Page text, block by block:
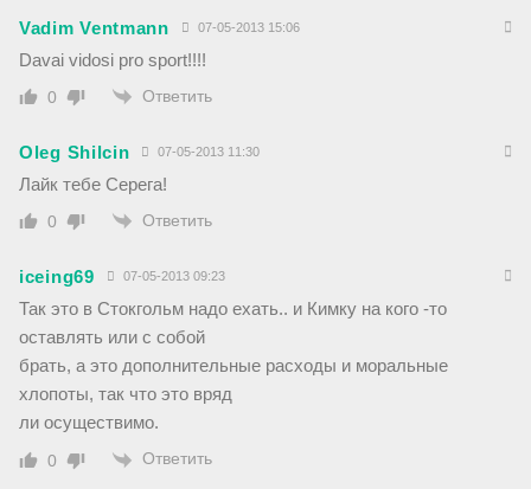
Vadim Ventmann 07-05-2013 15:06
Davai vidosi pro sport!!!!
0 Ответить
Oleg Shilcin 07-05-2013 11:30
Лайк тебе Серега!
0 Ответить
iceing69 07-05-2013 09:23
Так это в Стокгольм надо ехать.. и Кимку на кого -то
оставлять или с собой
брать, а это дополнительные расходы и моральные
хлопоты, так что это вряд
ли осуществимо.
0 Ответить